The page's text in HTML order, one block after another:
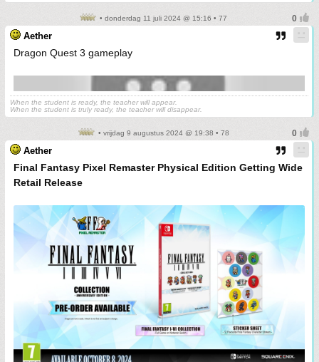
• donderdag 11 juli 2024 @ 15:16 • 77
Aether
Dragon Quest 3 gameplay
When the student is ready, the teacher will appear.
When the student is truly ready, the teacher will disappear.
• vrijdag 9 augustus 2024 @ 19:38 • 78
Aether
Final Fantasy Pixel Remaster Physical Edition Getting Wide
Retail Release